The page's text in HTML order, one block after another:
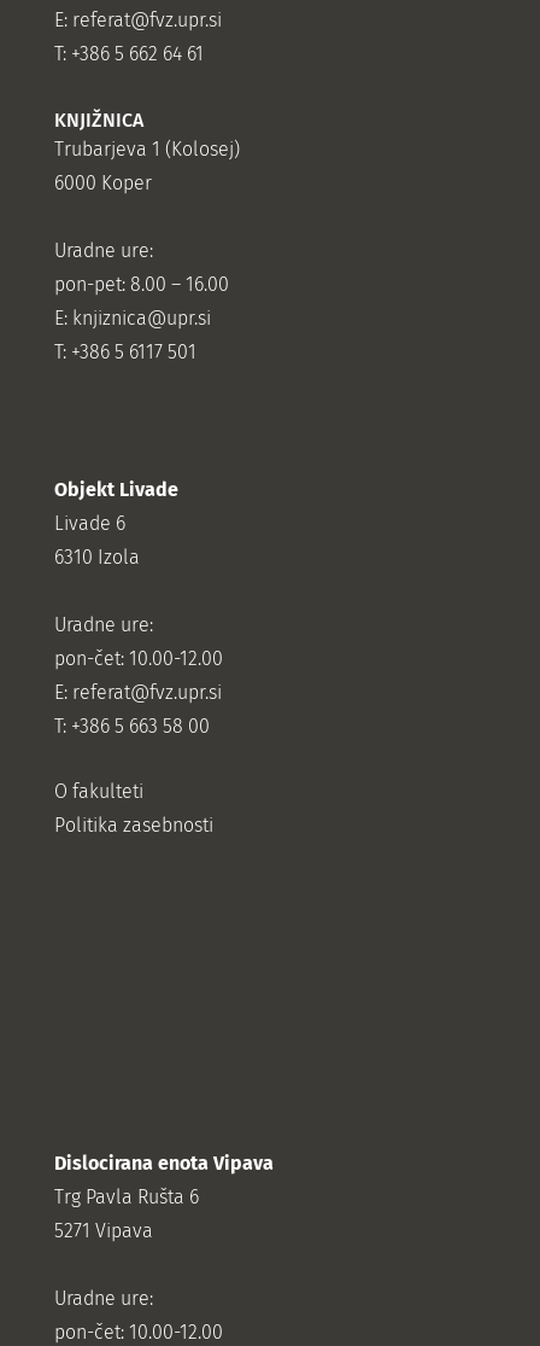
E: referat@fvz.upr.si
T: +386 5 662 64 61
KNJIŽNICA
Trubarjeva 1 (Kolosej)
6000 Koper
Uradne ure:
pon-pet: 8.00 – 16.00
E: knjiznica@upr.si
T: +386 5 6117 501
Objekt Livade
Livade 6
6310 Izola
Uradne ure:
pon-čet: 10.00-12.00
E: referat@fvz.upr.si
T: +386 5 663 58 00
O fakulteti
Politika zasebnosti
Dislocirana enota Vipava
Trg Pavla Rušta 6
5271 Vipava
Uradne ure:
pon-čet: 10.00-12.00